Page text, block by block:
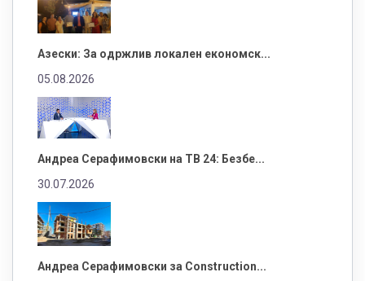
Азески: За одржлив локален економск...
05.08.2026
Андреа Серафимовски на ТВ 24: Безбе...
30.07.2026
Андреа Серафимовски за Construction...